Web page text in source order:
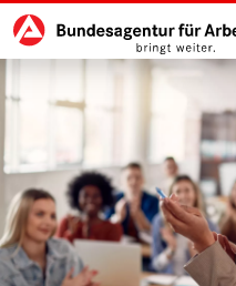
zu den Hauptinhalten springen